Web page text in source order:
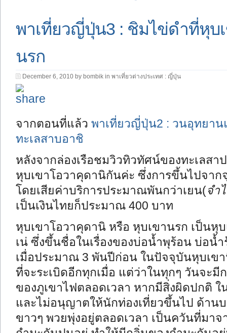
พาเที่ยวญี่ปุ่น3 : ชิมไข่ดำที่หุบ
นรก
December 6, 2010 by bombik in พาเที่ยวต่างประเทศ : ญี่ปุ่น
จากตอนที่แล้ว พาเที่ยวญี่ปุ่น2 : วนอุทยาน
ทะเลสาบอาชิ
หลังจากล่องเรือชมวิวทิวทัศน์ของทะเลส
หุบเขาโอวาคุดานิกันค่ะ ซึ่งการขึ้นไปจาก
โดยเสียค่าบริการประมาณพันกว่าเยน(จำ
เป็นเงินไทยก็ประมาณ 400 บาท
หุบเขาโอวาคุดานิ หรือ หุบเขานรก เป็น
เน่ ซึ่งขึ้นชื่อในเรื่องของบ่อน้ำพุร้อน บ่อน้ำ
เมื่อประมาณ 3 พันปีก่อน ในปัจจุบันหุบเข
ที่จะระเบิดอีกทุกเมื่อ แต่ว่าในทุกๆ วันจะมี
ของภูเขาไฟตลอดเวลา หากมีสิ่งผิดปกติ
และไม่อนุญาตให้นักท่องเที่ยวขึ้นไป ด้าน
ขาวๆ พวยพุ่งอยู่ตลอดเวลา เป็นควันที่มา